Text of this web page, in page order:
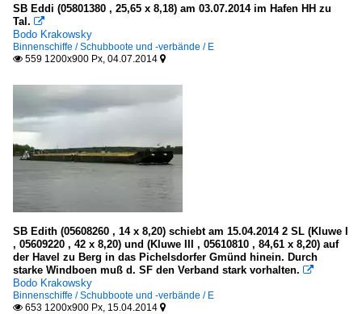
SB Eddi (05801380 , 25,65 x 8,18) am 03.07.2014 im Hafen HH zu
Tal. 
Bodo Krakowsky
Binnenschiffe / Schubboote und -verbände / E
 559 1200x900 Px, 04.07.2014 
SB Edith (05608260 , 14 x 8,20) schiebt am 15.04.2014 2 SL (Kluwe I
, 05609220 , 42 x 8,20) und (Kluwe III , 05610810 , 84,61 x 8,20) auf
der Havel zu Berg in das Pichelsdorfer Gmünd hinein. Durch
starke Windboen muß d. SF den Verband stark vorhalten. 
Bodo Krakowsky
Binnenschiffe / Schubboote und -verbände / E
 653 1200x900 Px, 15.04.2014 